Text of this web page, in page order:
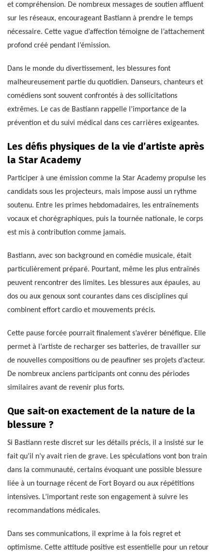
et compréhension. De nombreux messages de soutien affluent
sur les réseaux, encourageant Bastiann à prendre le temps
nécessaire. Cette vague d’affection témoigne de l’attachement
profond créé pendant l’émission.
Dans le monde du divertissement, les blessures font
malheureusement partie du quotidien. Danseurs, chanteurs et
comédiens sont souvent confrontés à des sollicitations
extrêmes. Le cas de Bastiann rappelle l’importance de la
prévention et du suivi médical dans ces carrières exigeantes.
Les défis physiques de la vie d’artiste après
la Star Academy
Participer à une émission comme la Star Academy propulse les
candidats sous les projecteurs, mais impose aussi un rythme
soutenu. Entre les primes hebdomadaires, les entraînements
vocaux et chorégraphiques, puis la tournée nationale, le corps
est mis à contribution comme jamais.
Bastiann, avec son background en comédie musicale, était
particulièrement préparé. Pourtant, même les plus entraînés
peuvent rencontrer des limites. Les blessures aux épaules, au
dos ou aux genoux sont courantes dans ces disciplines qui
combinent effort cardio et mouvements précis.
Cette pause forcée pourrait finalement s’avérer bénéfique. Elle
permet à l’artiste de recharger ses batteries, de travailler sur
de nouvelles compositions ou de peaufiner ses projets d’acteur.
De nombreux anciens participants ont connu des périodes
similaires avant de revenir plus forts.
Que sait-on exactement de la nature de la
blessure ?
Si Bastiann reste discret sur les détails précis, il a insisté sur le
fait qu’il n’y avait rien de grave. Les spéculations vont bon train
dans la communauté, certains évoquant une possible blessure
liée à un tournage récent de Fort Boyard ou aux répétitions
intensives. L’important reste son engagement à suivre les
recommandations médicales.
Dans ses communications, il exprime à la fois regret et
optimisme. Cette attitude positive est essentielle pour un retour